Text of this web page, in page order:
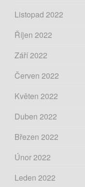
Listopad 2022
Říjen 2022
Září 2022
Červen 2022
Květen 2022
Duben 2022
Březen 2022
Únor 2022
Leden 2022